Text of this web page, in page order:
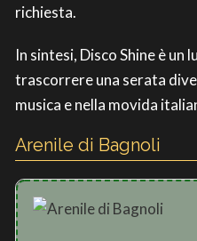
richiesta.
In sintesi, Disco Shine è un
trascorrere una serata
musica e nella movida
Arenile di Bagnoli